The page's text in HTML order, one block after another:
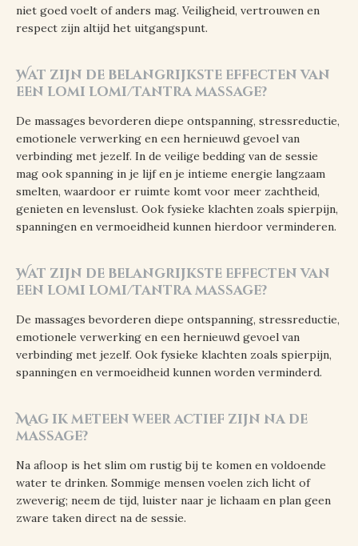
niet goed voelt of anders mag. Veiligheid, vertrouwen en
respect zijn altijd het uitgangspunt.
Wat zijn de belangrijkste effecten van
een lomi lomi/tantra massage?
De massages bevorderen diepe ontspanning, stressreductie,
emotionele verwerking en een hernieuwd gevoel van
verbinding met jezelf. In de veilige bedding van de sessie
mag ook spanning in je lijf en je intieme energie langzaam
smelten, waardoor er ruimte komt voor meer zachtheid,
genieten en levenslust. Ook fysieke klachten zoals spierpijn,
spanningen en vermoeidheid kunnen hierdoor verminderen.
Wat zijn de belangrijkste effecten van
een lomi lomi/tantra massage?
De massages bevorderen diepe ontspanning, stressreductie,
emotionele verwerking en een hernieuwd gevoel van
verbinding met jezelf. Ook fysieke klachten zoals spierpijn,
spanningen en vermoeidheid kunnen worden verminderd.
Mag ik meteen weer actief zijn na de
massage?
Na afloop is het slim om rustig bij te komen en voldoende
water te drinken. Sommige mensen voelen zich licht of
zweverig; neem de tijd, luister naar je lichaam en plan geen
zware taken direct na de sessie.